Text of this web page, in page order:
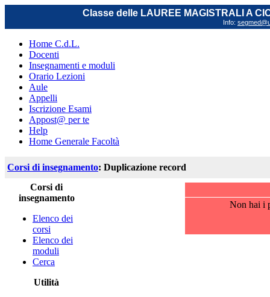
Classe delle LAUREE MAGISTRALI A
Info:
Home C.d.L.
Docenti
Insegnamenti e moduli
Orario Lezioni
Aule
Appelli
Iscrizione Esami
Appost@ per te
Help
Home Generale Facoltà
Corsi di insegnamento: Duplicazione record
Corsi di
insegnamento
Elenco dei
corsi
Elenco dei
moduli
Cerca
Utilità
Non hai i